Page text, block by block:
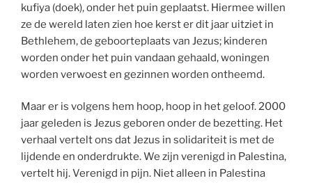
kufiya (doek), onder het puin geplaatst. Hiermee willen
ze de wereld laten zien hoe kerst er dit jaar uitziet in
Bethlehem, de geboorteplaats van Jezus; kinderen
worden onder het puin vandaan gehaald, woningen
worden verwoest en gezinnen worden ontheemd.
Maar er is volgens hem hoop, hoop in het geloof. 2000
jaar geleden is Jezus geboren onder de bezetting. Het
verhaal vertelt ons dat Jezus in solidariteit is met de
lijdende en onderdrukte. We zijn verenigd in Palestina,
vertelt hij. Verenigd in pijn. Niet alleen in Palestina